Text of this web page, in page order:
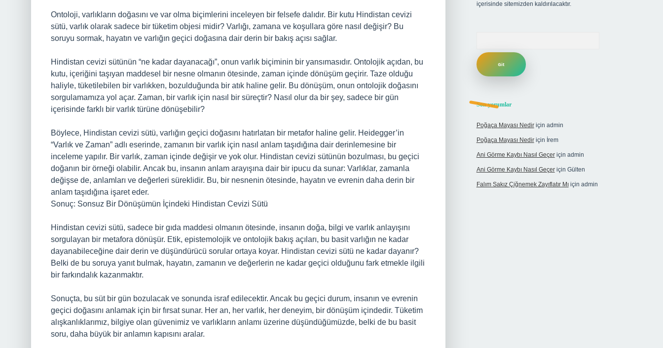
Ontoloji, varlıkların doğasını ve var olma biçimlerini inceleyen bir felsefe dalıdır. Bir kutu Hindistan cevizi
sütü, varlık olarak sadece bir tüketim objesi midir? Varlığı, zamana ve koşullara göre nasıl değişir? Bu
soruyu sormak, hayatın ve varlığın geçici doğasına dair derin bir bakış açısı sağlar.
Hindistan cevizi sütünün “ne kadar dayanacağı”, onun varlık biçiminin bir yansımasıdır. Ontolojik açıdan, bu
kutu, içeriğini taşıyan maddesel bir nesne olmanın ötesinde, zaman içinde dönüşüm geçirir. Taze olduğu
haliyle, tüketilebilen bir varlıkken, bozulduğunda bir atık haline gelir. Bu dönüşüm, onun ontolojik doğasını
sorgulamamıza yol açar. Zaman, bir varlık için nasıl bir süreçtir? Nasıl olur da bir şey, sadece bir gün
içerisinde farklı bir varlık türüne dönüşebilir?
Böylece, Hindistan cevizi sütü, varlığın geçici doğasını hatırlatan bir metafor haline gelir. Heidegger’in
“Varlık ve Zaman” adlı eserinde, zamanın bir varlık için nasıl anlam taşıdığına dair derinlemesine bir
inceleme yapılır. Bir varlık, zaman içinde değişir ve yok olur. Hindistan cevizi sütünün bozulması, bu geçici
doğanın bir örneği olabilir. Ancak bu, insanın anlam arayışına dair bir ipucu da sunar: Varlıklar, zamanla
değişse de, anlamları ve değerleri süreklidir. Bu, bir nesnenin ötesinde, hayatın ve evrenin daha derin bir
anlam taşıdığına işaret eder.
Sonuç: Sonsuz Bir Dönüşümün İçindeki Hindistan Cevizi Sütü
Hindistan cevizi sütü, sadece bir gıda maddesi olmanın ötesinde, insanın doğa, bilgi ve varlık anlayışını
sorgulayan bir metafora dönüşür. Etik, epistemolojik ve ontolojik bakış açıları, bu basit varlığın ne kadar
dayanabileceğine dair derin ve düşündürücü sorular ortaya koyar. Hindistan cevizi sütü ne kadar dayanır?
Belki de bu soruya yanıt bulmak, hayatın, zamanın ve değerlerin ne kadar geçici olduğunu fark etmekle ilgili
bir farkındalık kazanmaktır.
Sonuçta, bu süt bir gün bozulacak ve sonunda israf edilecektir. Ancak bu geçici durum, insanın ve evrenin
geçici doğasını anlamak için bir fırsat sunar. Her an, her varlık, her deneyim, bir dönüşüm içindedir. Tüketim
alışkanlıklarımız, bilgiye olan güvenimiz ve varlıkların anlamı üzerine düşündüğümüzde, belki de bu basit
soru, daha büyük bir anlamın kapısını aralar.
içerisinde sitemizden kaldırılacaktır.
Son yorumlar
Poğaça Mayası Nediriçin admin
Poğaça Mayası Nediriçin İrem
Ani Görme Kaybı Nasıl Geçeriçin admin
Ani Görme Kaybı Nasıl Geçeriçin Gülten
Falım Sakız Çiğnemek Zayıflatır Mıiçin admin